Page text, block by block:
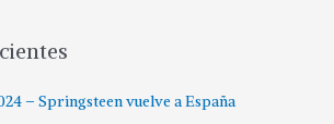
– Springsteen vuelve a España